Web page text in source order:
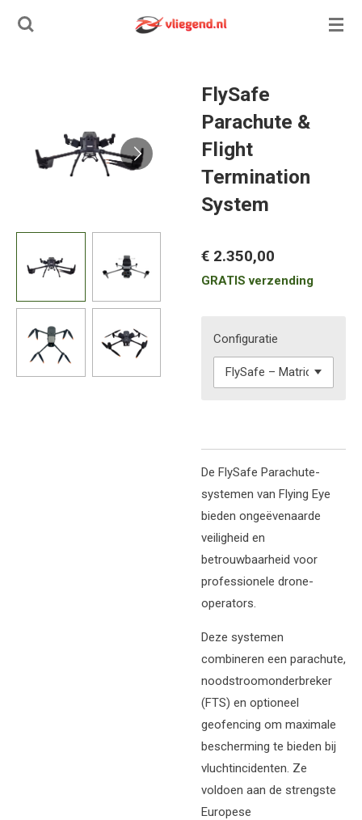
Ga
FlySafe
Parachute &
Flight
Termination
System
€ 2.350,00
GRATIS verzending
Configuratie
De FlySafe Parachute-
systemen van Flying Eye
bieden ongeëvenaarde
veiligheid en
betrouwbaarheid voor
professionele drone-
operators.
Deze systemen
combineren een parachute,
noodstroomonderbreker
(FTS) en optioneel
geofencing om maximale
bescherming te bieden bij
vluchtincidenten. Ze
voldoen aan de strengste
Europese